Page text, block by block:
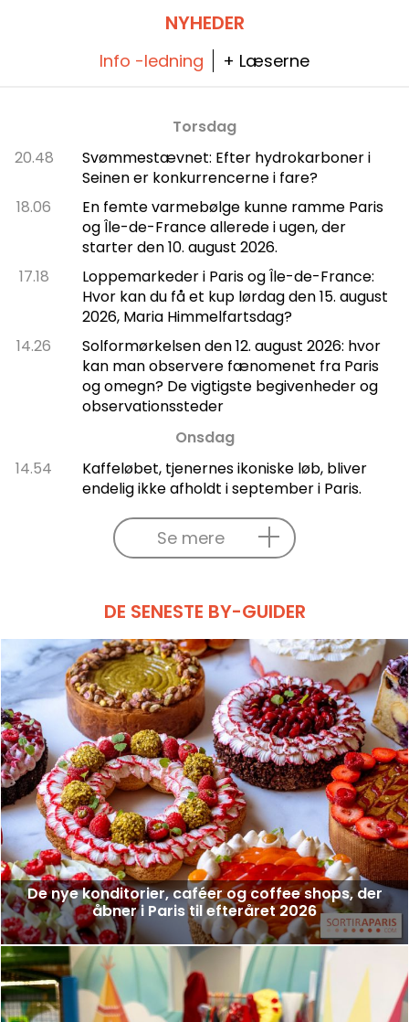
NYHEDER
Info -ledning + Læserne
Torsdag
20.48
Svømmestævnet: Efter hydrokarboner i
Seinen er konkurrencerne i fare?
18.06
En femte varmebølge kunne ramme Paris
og Île-de-France allerede i ugen, der
starter den 10. august 2026.
17.18
Loppemarkeder i Paris og Île-de-France:
Hvor kan du få et kup lørdag den 15. august
2026, Maria Himmelfartsdag?
14.26
Solformørkelsen den 12. august 2026: hvor
kan man observere fænomenet fra Paris
og omegn? De vigtigste begivenheder og
observationssteder
Onsdag
14.54
Kaffeløbet, tjenernes ikoniske løb, bliver
endelig ikke afholdt i september i Paris.
Se mere
DE SENESTE BY-GUIDER
De nye konditorier, caféer og coffee shops, der
åbner i Paris til efteråret 2026